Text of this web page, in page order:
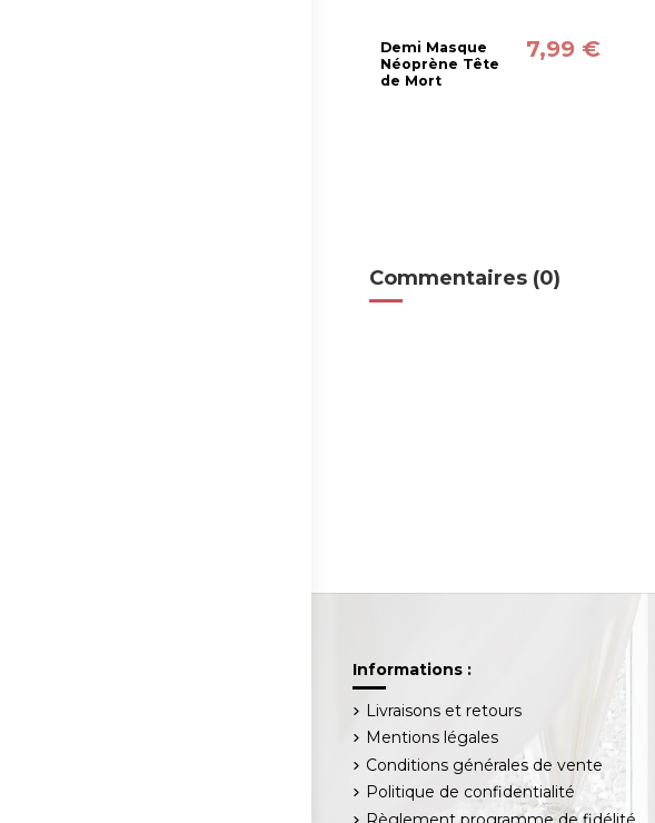
Demi Masque
Néoprène Tête
de Mort
7,99 €
Commentaires (0)
Informations :
Livraisons et retours
Mentions légales
Conditions générales de vente
Politique de confidentialité